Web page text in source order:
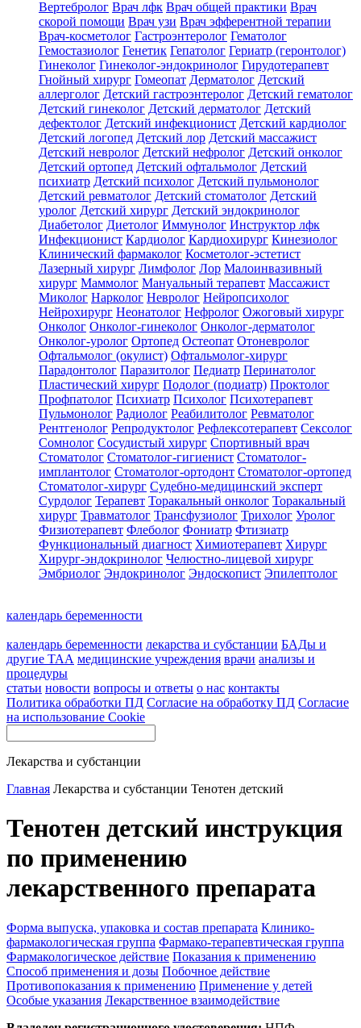
Вертебролог Врач лфк Врач общей практики Врач
скорой помощи Врач узи Врач эфферентной терапии
Врач-косметолог Гастроэнтеролог Гематолог
Гемостазиолог Генетик Гепатолог Гериатр (геронтолог)
Гинеколог Гинеколог-эндокринолог Гирудотерапевт
Гнойный хирург Гомеопат Дерматолог Детский
аллерголог Детский гастроэнтеролог Детский гематолог
Детский гинеколог Детский дерматолог Детский
дефектолог Детский инфекционист Детский кардиолог
Детский логопед Детский лор Детский массажист
Детский невролог Детский нефролог Детский онколог
Детский ортопед Детский офтальмолог Детский
психиатр Детский психолог Детский пульмонолог
Детский ревматолог Детский стоматолог Детский
уролог Детский хирург Детский эндокринолог
Диабетолог Диетолог Иммунолог Инструктор лфк
Инфекционист Кардиолог Кардиохирург Кинезиолог
Клинический фармаколог Косметолог-эстетист
Лазерный хирург Лимфолог Лор Малоинвазивный
хирург Маммолог Мануальный терапевт Массажист
Миколог Нарколог Невролог Нейропсихолог
Нейрохирург Неонатолог Нефролог Ожоговый хирург
Онколог Онколог-гинеколог Онколог-дерматолог
Онколог-уролог Ортопед Остеопат Отоневролог
Офтальмолог (окулист) Офтальмолог-хирург
Парадонтолог Паразитолог Педиатр Перинатолог
Пластический хирург Подолог (подиатр) Проктолог
Профпатолог Психиатр Психолог Психотерапевт
Пульмонолог Радиолог Реабилитолог Ревматолог
Рентгенолог Репродуктолог Рефлексотерапевт Сексолог
Сомнолог Сосудистый хирург Спортивный врач
Стоматолог Стоматолог-гигиенист Стоматолог-
имплантолог Стоматолог-ортодонт Стоматолог-ортопед
Стоматолог-хирург Судебно-медицинский эксперт
Сурдолог Терапевт Торакальный онколог Торакальный
хирург Травматолог Трансфузиолог Трихолог Уролог
Физиотерапевт Флеболог Фониатр Фтизиатр
Функциональный диагност Химиотерапевт Хирург
Хирург-эндокринолог Челюстно-лицевой хирург
Эмбриолог Эндокринолог Эндоскопист Эпилептолог
календарь беременности
календарь беременности лекарства и субстанции БАДы и
другие ТАА медицинские учреждения врачи анализы и
процедуры
статьи новости вопросы и ответы о нас контакты
Политика обработки ПД Согласие на обработку ПД Согласие
на использование Cookie
Лекарства и субстанции
Главная Лекарства и субстанции Тенотен детский
Тенотен детский инструкция
по применению
лекарственного препарата
Форма выпуска, упаковка и состав препарата Клинико-
фармакологическая группа Фармако-терапевтическая группа
Фармакологическое действие Показания к применению
Способ применения и дозы Побочное действие
Противопоказания к применению Применение у детей
Особые указания Лекарственное взаимодействие